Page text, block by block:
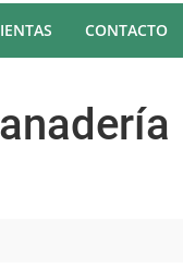
CONTACTO